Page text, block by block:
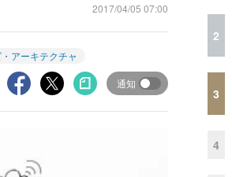
2017/04/05 07:00
アーキテクチャ
通知
2
3
4